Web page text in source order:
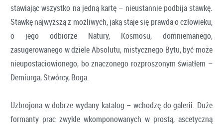
stawiając wszystko na jedną kartę – nieustannie podbija stawkę.
Stawkę najwyższą z możliwych, jaką staje się prawda o człowieku,
o jego odbiorze Natury, Kosmosu, domniemanego,
zasugerowanego w dziele Absolutu, mistycznego Bytu, być może
nieupostaciowionego, bo znaczonego rozproszonym światłem –
Demiurga, Stwórcy, Boga.
Uzbrojona w dobrze wydany katalog – wchodzę do galerii. Duże
formanty prac zwykle wkomponowanych w prostą, ascetyczną